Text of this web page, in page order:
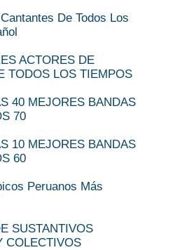
De Todos Los
ACTORES DE
TODOS LOS TIEMPOS
40 MEJORES BANDAS
70
10 MEJORES BANDAS
60
Peruanos Más
SUSTANTIVOS
COLECTIVOS